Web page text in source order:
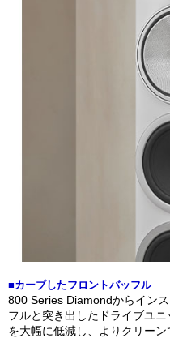
■カーブしたフロントバッフル
800 Series Diamondからイン
フルと突き出したドライブユ
を大幅に低減し、よりクリー